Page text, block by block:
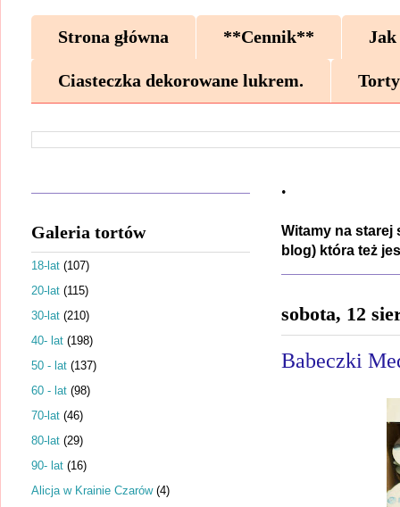
Strona główna **Cennik** Jak
Ciasteczka dekorowane lukrem.
.
Witamy na starej
blog) która też
sobota, 12
Babeczki
Galeria tortów
18-lat (107)
20-lat (115)
30-lat (210)
40- lat (198)
50 - lat (137)
60 - lat (98)
70-lat (46)
80-lat (29)
90- lat (16)
Alicja w Krainie Czarów (4)